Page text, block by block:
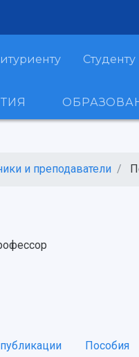
Студенту
и преподаватели
Пособия